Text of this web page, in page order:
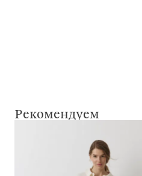
Рекомендуем